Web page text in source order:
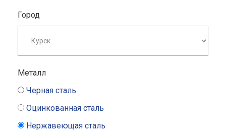
Город
Металл
Черная сталь
Оцинкованная сталь
Нержавеющая сталь